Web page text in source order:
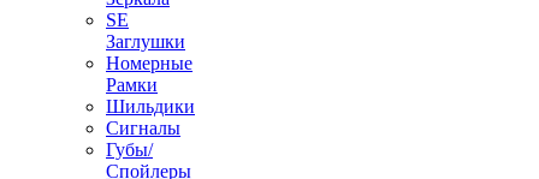
SE
Заглушки
Номерные
Рамки
Шильдики
Сигналы
Губы/
Спойлеры